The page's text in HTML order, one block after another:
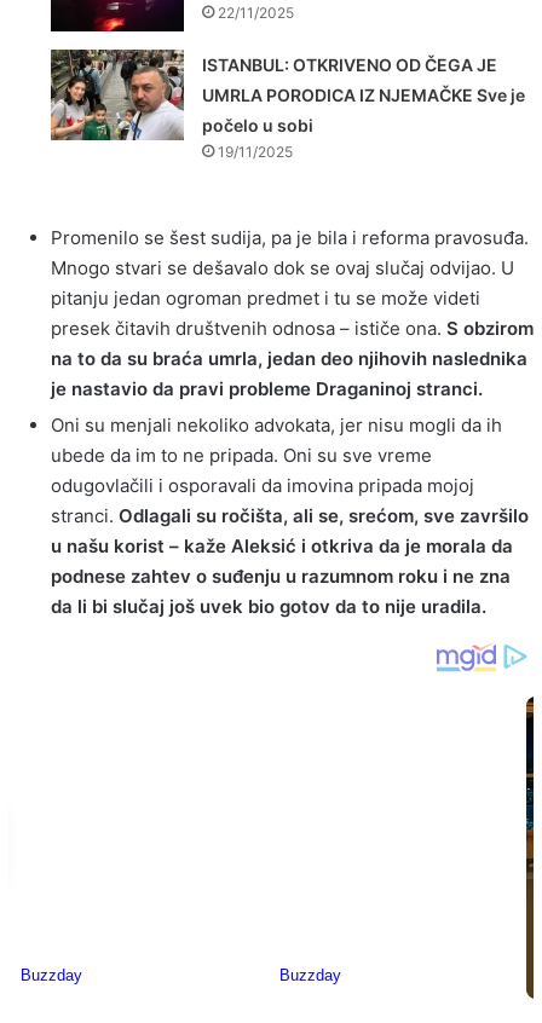
22/11/2025
ISTANBUL: OTKRIVENO OD ČEGA JE
UMRLA PORODICA IZ NJEMAČKE Sve je
počelo u sobi
19/11/2025
Promenilo se šest sudija, pa je bila i reforma pravosuđa.
Mnogo stvari se dešavalo dok se ovaj slučaj odvijao. U
pitanju jedan ogroman predmet i tu se može videti
presek čitavih društvenih odnosa – ističe ona. S obzirom
na to da su braća umrla, jedan deo njihovih naslednika
je nastavio da pravi probleme Draganinoj stranci.
Oni su menjali nekoliko advokata, jer nisu mogli da ih
ubede da im to ne pripada. Oni su sve vreme
odugovlačili i osporavali da imovina pripada mojoj
stranci. Odlagali su ročišta, ali se, srećom, sve završilo
u našu korist – kaže Aleksić i otkriva da je morala da
podnese zahtev o suđenju u razumnom roku i ne zna
da li bi slučaj još uvek bio gotov da to nije uradila.